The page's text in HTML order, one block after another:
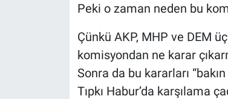
Peki o zaman neden bu
Çünkü AKP, MHP ve DEM
komisyondan ne karar
Sonra da bu kararları
Tıpkı Habur’da karşılama